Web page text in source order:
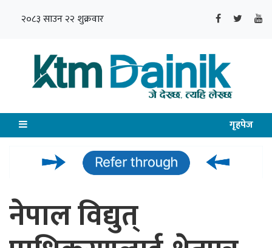
२०८३ साउन २२ शुक्रवार
गृहपेज
नेपाल विद्युत्